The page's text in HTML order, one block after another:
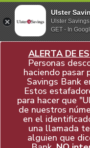
ALERTA DE
Personas
haciendo pasar
Savings Bank
Estos
para hacer que
de nuestros
en el
una llamada
alguien que
Ulster
Ulster
GET - In